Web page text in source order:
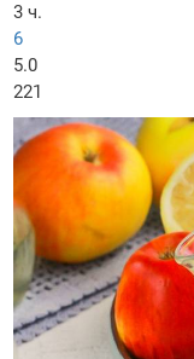
3 ч.
6
5.0
221